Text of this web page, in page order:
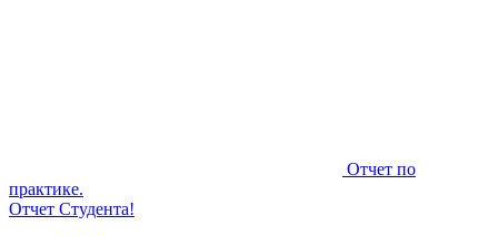
Отчет по
практике.
Отчет Студента!